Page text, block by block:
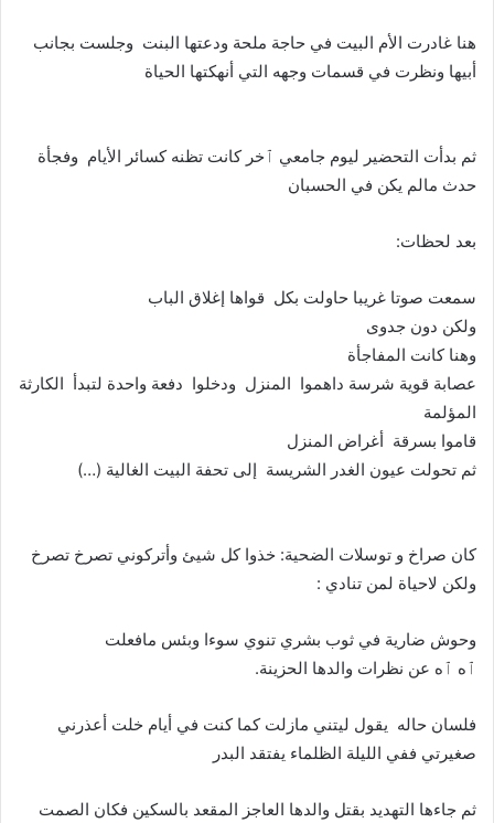
هنا غادرت الأم البيت في حاجة ملحة ودعتها البنت وجلست بجانب
أبيها ونظرت في قسمات وجهه التي أنهكتها الحياة
ثم بدأت التحضير ليوم جامعي ٱخر كانت تظنه كسائر الأيام وفجأة
حدث مالم يكن في الحسبان
بعد لحظات:
سمعت صوتا غريبا حاولت بكل قواها إغلاق الباب
ولكن دون جدوى
وهنا كانت المفاجأة
عصابة قوية شرسة داهموا المنزل ودخلوا دفعة واحدة لتبدأ الكارثة
المؤلمة
قاموا بسرقة أغراض المنزل
ثم تحولت عيون الغدر الشريسة إلى تحفة البيت الغالية (…)
كان صراخ و توسلات الضحية: خذوا كل شيئ وأتركوني تصرخ تصرخ
ولكن لاحياة لمن تنادي :
وحوش ضارية في ثوب بشري تنوي سوءا وبئس مافعلت
ٱه ٱه عن نظرات والدها الحزينة.
فلسان حاله يقول ليتني مازلت كما كنت في أيام خلت أعذرني
صغيرتي ففي الليلة الظلماء يفتقد البدر
ثم جاءها التهديد بقتل والدها العاجز المقعد بالسكين فكان الصمت